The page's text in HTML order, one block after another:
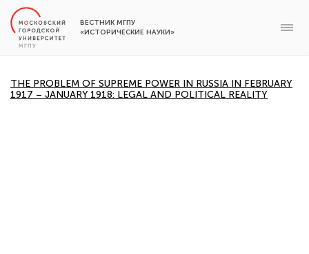
ВЕСТНИК МГПУ
«ИСТОРИЧЕСКИЕ НАУКИ»
THE PROBLEM OF SUPREME POWER IN RUSSIA IN FEBRUARY
1917 – JANUARY 1918: LEGAL AND POLITICAL REALITY